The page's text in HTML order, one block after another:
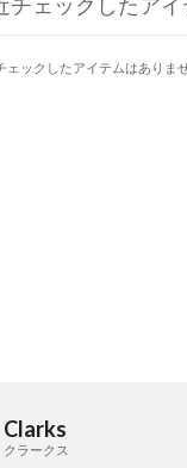
トベッドが快
ェックしたアイテムはありませ
Clarks
クラークス